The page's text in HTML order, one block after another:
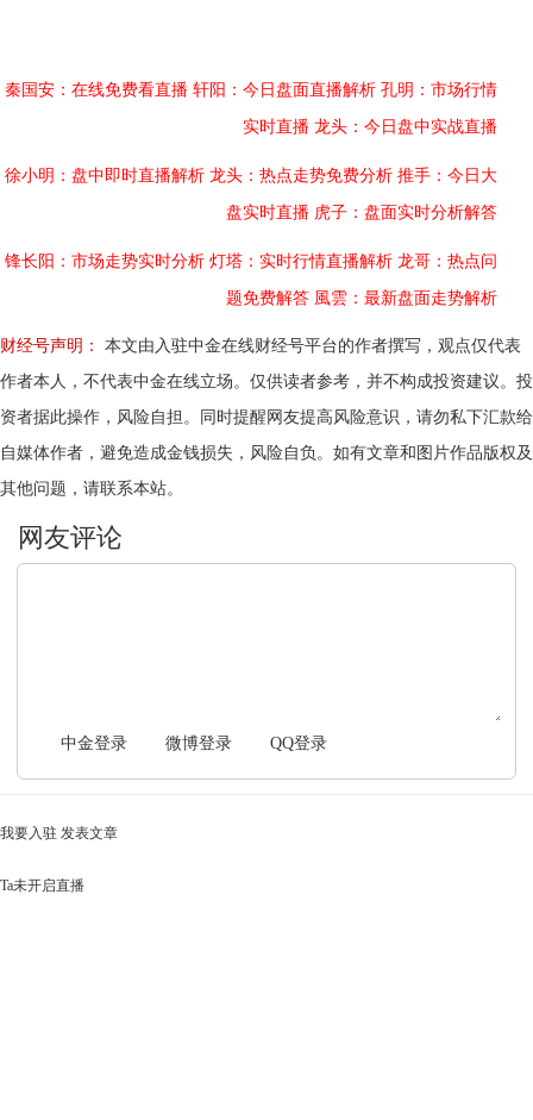
秦国安：在线免费看直播 轩阳：今日盘面直播解析 孔明：市场行情
实时直播 龙头：今日盘中实战直播
徐小明：盘中即时直播解析 龙头：热点走势免费分析 推手：今日大
盘实时直播 虎子：盘面实时分析解答
锋长阳：市场走势实时分析 灯塔：实时行情直播解析 龙哥：热点问
题免费解答 風雲：最新盘面走势解析
财经号声明：
本文由入驻中金在线财经号平台的作者撰写，观点仅代表
作者本人，不代表中金在线立场。仅供读者参考，并不构成投资建议。投
资者据此操作，风险自担。同时提醒网友提高风险意识，请勿私下汇款给
自媒体作者，避免造成金钱损失，风险自负。如有文章和图片作品版权及
其他问题，请联系本站。
中金登录 微博登录 QQ登录
我要入驻 发表文章
Ta未开启直播